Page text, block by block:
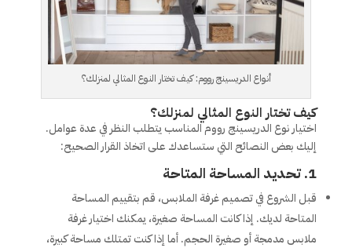
أنواع الدريسينج رووم: كيف تختار النوع المثالي لمنزلك؟
كيف تختار النوع المثالي لمنزلك؟
اختيار نوع الدريسينج رووم المناسب يتطلب النظر في عدة عوامل.
إليك بعض النصائح التي ستساعدك على اتخاذ القرار الصحيح:
1. تحديد المساحة المتاحة
قبل الشروع في تصميم غرفة الملابس، قم بتقييم المساحة
المتاحة لديك. إذا كانت المساحة صغيرة، يمكنك اختيار غرفة
ملابس مدمجة أو صغيرة الحجم. أما إذا كنت تمتلك مساحة كبيرة،